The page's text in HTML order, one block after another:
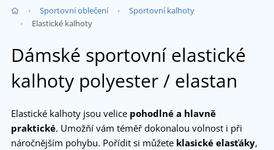
Sportovní oblečení
Sportovní kalhoty
Elastické kalhoty
Dámské sportovní elastické
kalhoty polyester / elastan
Elastické kalhoty jsou velice pohodlné a hlavně
praktické. Umožňí vám téměř dokonalou volnost i při
náročnějším pohybu. Pořídit si můžete klasické elasťáky,